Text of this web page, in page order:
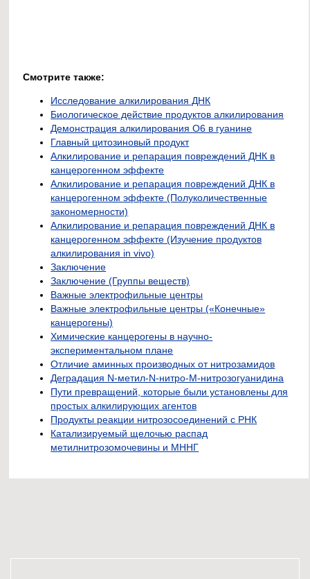
Смотрите также:
Исследование алкилирования ДНК
Биологическое действие продуктов алкилирования
Демонстрация алкилирования О6 в гуанине
Главный цитозиновый продукт
Алкилирование и репарация повреждений ДНК в
канцерогенном эффекте
Алкилирование и репарация повреждений ДНК в
канцерогенном эффекте (Полуколичественные
закономерности)
Алкилирование и репарация повреждений ДНК в
канцерогенном эффекте (Изучение продуктов
алкилирования in vivo)
Заключение
Заключение (Группы веществ)
Важные электрофильные центры
Важные электрофильные центры («Конечные»
канцерогены)
Химические канцерогены в научно-
экспериментальном плане
Отличие аминных производных от нитрозамидов
Деградация N-метил-N-нитро-М-нитрозогуанидина
Пути превращений, которые были установлены для
простых алкилирующих агентов
Продукты реакции нитрозосоединений с РНК
Катализируемый щелочью распад
метилнитрозомочевины и МННГ